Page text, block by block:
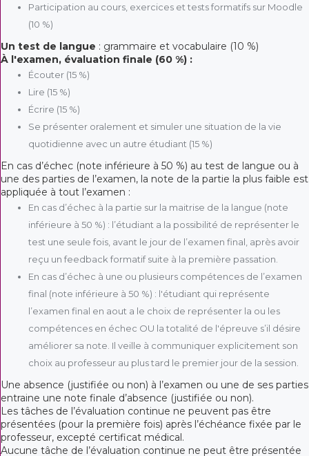
Participation au cours, exercices et tests formatifs sur Moodle
(10 %)
Un test de langue : grammaire et vocabulaire (10 %)
À l'examen, évaluation finale (60 %) :
Écouter (15 %)
Lire (15 %)
Écrire (15 %)
Se présenter oralement et simuler une situation de la vie
quotidienne avec un autre étudiant (15 %)
En cas d’échec (note inférieure à 50 %) au test de langue ou à
une des parties de l’examen, la note de la partie la plus faible est
appliquée à tout l’examen :
En cas d’échec à la partie sur la maitrise de la langue (note
inférieure à 50 %) : l’étudiant a la possibilité de représenter le
test une seule fois, avant le jour de l’examen final, après avoir
reçu un feedback formatif suite à la première passation.
En cas d’échec à une ou plusieurs compétences de l’examen
final (note inférieure à 50 %) : l'étudiant qui représente
l’examen final en aout a le choix de représenter la ou les
compétences en échec OU la totalité de l'épreuve s’il désire
améliorer sa note. Il veille à communiquer explicitement son
choix au professeur au plus tard le premier jour de la session.
Une absence (justifiée ou non) à l’examen ou une de ses parties
entraine une note finale d’absence (justifiée ou non).
Les tâches de l’évaluation continue ne peuvent pas être
présentées (pour la première fois) après l’échéance fixée par le
professeur, excepté certificat médical.
Aucune tâche de l’évaluation continue ne peut être présentée